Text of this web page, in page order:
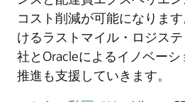
コスト削減が可能になりま
けるラストマイル・ロジス
社とOracleによるイノベー
推進も支援していきます。